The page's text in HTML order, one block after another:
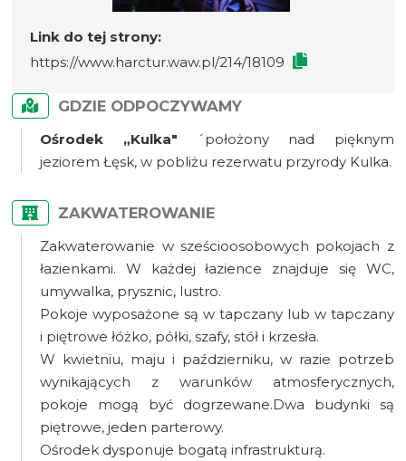
Link do tej strony:
https://www.harctur.waw.pl/214/18109
GDZIE ODPOCZYWAMY
Ośrodek „Kulka" ´położony nad pięknym
jeziorem Łęsk, w pobliżu rezerwatu przyrody Kulka.
ZAKWATEROWANIE
Zakwaterowanie w sześcioosobowych pokojach z
łazienkami. W każdej łazience znajduje się WC,
umywalka, prysznic, lustro.
Pokoje wyposażone są w tapczany lub w tapczany
i piętrowe łóżko, półki, szafy, stół i krzesła.
W kwietniu, maju i październiku, w razie potrzeb
wynikających z warunków atmosferycznych,
pokoje mogą być dogrzewane.Dwa budynki są
piętrowe, jeden parterowy.
Ośrodek dysponuje bogatą infrastrukturą.